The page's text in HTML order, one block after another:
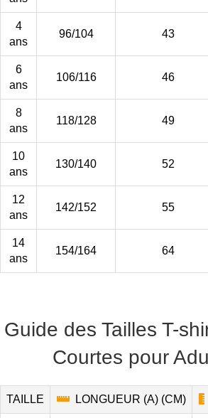
4
ans
96/104 43
6
ans
106/116 46
8
ans
118/128 49
10
ans
130/140 52
12
ans
142/152 55
14
ans
154/164 64
Guide des Tailles T-
Courtes pour
TAILLE LONGUEUR (A) (CM)